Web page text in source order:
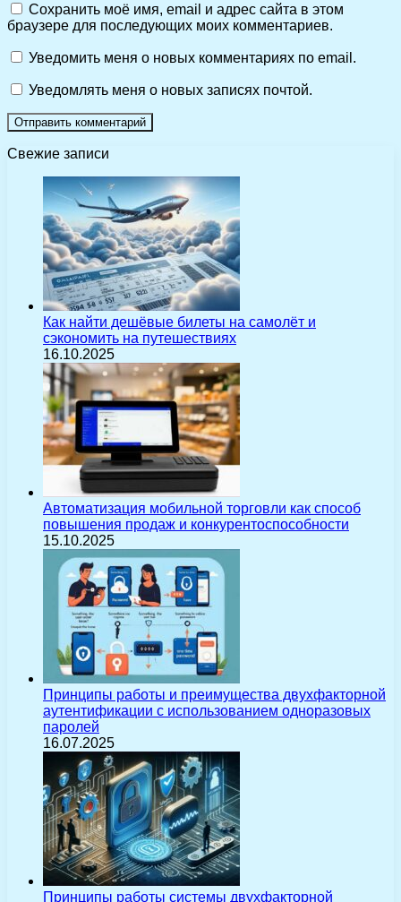
Сохранить моё имя, email и адрес сайта в этом
браузере для последующих моих комментариев.
Уведомить меня о новых комментариях по email.
Уведомлять меня о новых записях почтой.
Свежие записи
Как найти дешёвые билеты на самолёт и
сэкономить на путешествиях
16.10.2025
Автоматизация мобильной торговли как способ
повышения продаж и конкурентоспособности
15.10.2025
Принципы работы и преимущества двухфакторной
аутентификации с использованием одноразовых
паролей
16.07.2025
Принципы работы системы двухфакторной